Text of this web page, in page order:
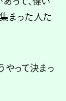
まった人た
やって決まっ